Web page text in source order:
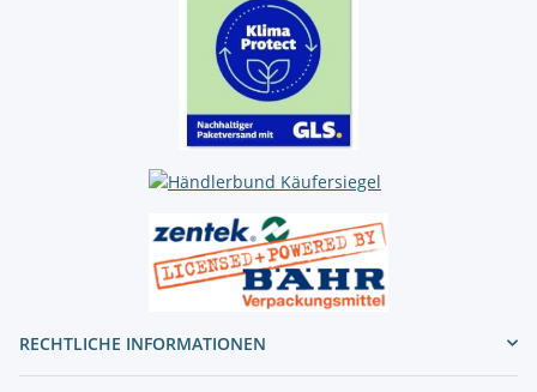
RECHTLICHE INFORMATIONEN